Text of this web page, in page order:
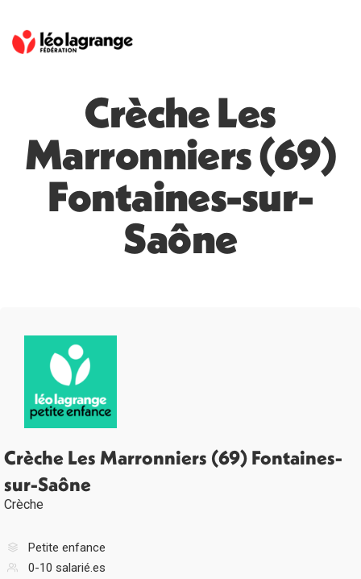
Crèche Les
Marronniers (69)
Fontaines-sur-
Saône
Crèche Les Marronniers (69) Fontaines-
sur-Saône
Crèche
Petite enfance
0-10 salarié.es